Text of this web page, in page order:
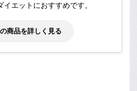
エットにおすすめです。
商品を詳しく見る